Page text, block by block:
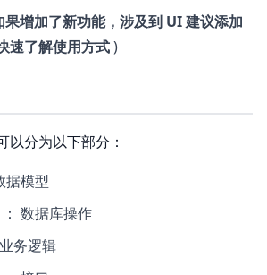
果增加了新功能，涉及到 UI 建议添加
速了解使用方式)
以分为以下部分：
据模型
： 数据库操作
业务逻辑